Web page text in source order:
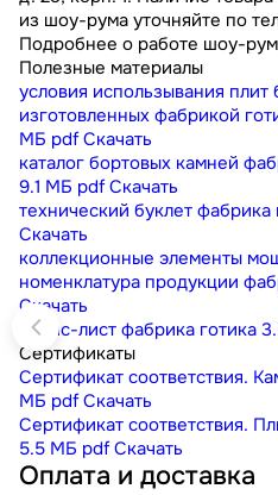
из шоу-рума уточняйте по
Подробнее о работе шоу-
Полезные материалы
условия использывания
изготовленных фабрикой
МБ pdf Скачать
каталог бортовых камней
9.1 МБ pdf Скачать
технический буклет фабрика
Скачать
коллекционные элементы
номенклатура продукции
Скачать
прайс-лист фабрика готика
Сертификаты
Сертификат соответствия.
МБ pdf Скачать
Сертификат соответствия.
5.5 МБ pdf Скачать
Оплата и доставка